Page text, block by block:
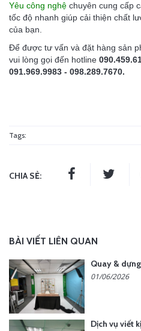
Yêu công nghệ chuyên cung cấp
tốc độ nhanh giúp cải thiện chất
của bạn.
Để được tư vấn và đặt hàng sản
vui lòng gọi đến hotline
091.969.9983 - 098.289.7670.
Tags:
CHIA SẺ:
BÀI VIẾT LIÊN QUAN
01/06/2026